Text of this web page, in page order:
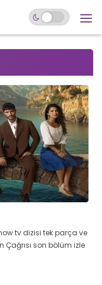
tv dizisi tek parça ve
Çağrısı son bölüm izle